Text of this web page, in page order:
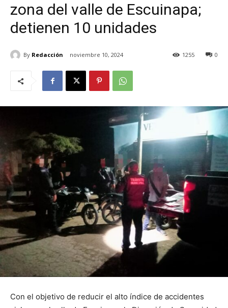
zona del valle de Escuinapa;
detienen 10 unidades
By Redacción noviembre 10, 2024 0
1255
Con el objetivo de reducir el alto índice de accidentes